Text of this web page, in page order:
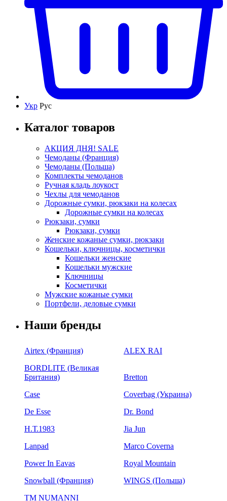
Укр Рус
Каталог товаров
АКЦИЯ ДНЯ! SALE
Чемоданы (Франция)
Чемоданы (Польша)
Комплекты чемоданов
Ручная кладь лоукост
Чехлы для чемоданов
Дорожные сумки, рюкзаки на колесах
Дорожные сумки на колесах
Рюкзаки, сумки
Рюкзаки, сумки
Женские кожаные сумки, рюкзаки
Кошельки, ключницы, косметички
Кошельки женские
Кошельки мужские
Ключницы
Косметички
Мужские кожаные сумки
Портфели, деловые сумки
Наши бренды
Airtex (Франция)
ALEX RAI
BORDLITE (Великая
Британия)
Bretton
Case
Coverbag (Украина)
De Esse
Dr. Bond
H.Т.1983
Jia Jun
Lanpad
Marco Coverna
Power In Eavas
Royal Mountain
Snowball (Франция)
WINGS (Польша)
ТМ NUMANNI